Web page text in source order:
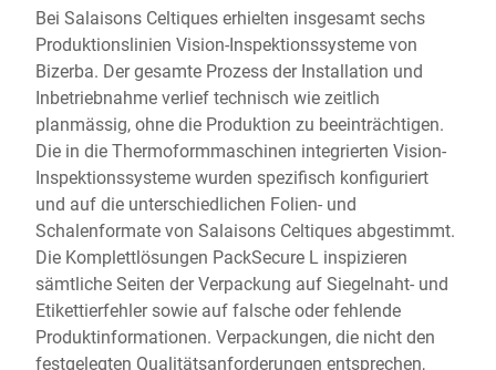
Bei Salaisons Celtiques erhielten insgesamt sechs
Produktionslinien Vision-Inspektionssysteme von
Bizerba. Der gesamte Prozess der Installation und
Inbetriebnahme verlief technisch wie zeitlich
planmässig, ohne die Produktion zu beeinträchtigen.
Die in die Thermoformmaschinen integrierten Vision-
Inspektionssysteme wurden spezifisch konfiguriert
und auf die unterschiedlichen Folien- und
Schalenformate von Salaisons Celtiques abgestimmt.
Die Komplettlösungen PackSecure L inspizieren
sämtliche Seiten der Verpackung auf Siegelnaht- und
Etikettierfehler sowie auf falsche oder fehlende
Produktinformationen. Verpackungen, die nicht den
festgelegten Qualitätsanforderungen entsprechen,